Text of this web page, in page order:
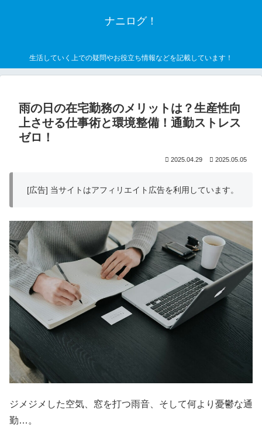
ナニログ！
生活していく上での疑問やお役立ち情報などを記載しています！
雨の日の在宅勤務のメリットは？生産性向
上させる仕事術と環境整備！通勤ストレス
ゼロ！
2025.04.29 2025.05.05
[広告] 当サイトはアフィリエイト広告を利用しています。
ジメジメした空気、窓を打つ雨音、そして何より憂鬱な通
勤…。